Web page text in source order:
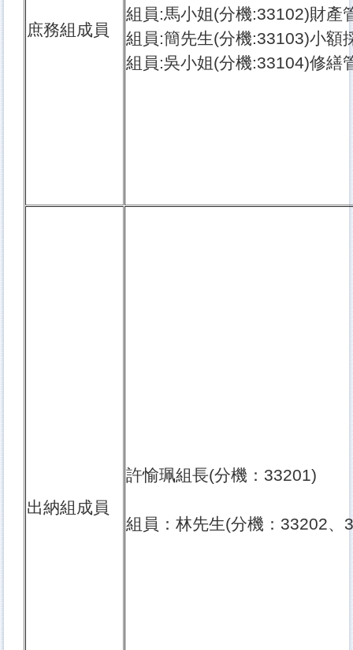
庶務組成員
組員:馬小姐(分機:33102)財產
組員:簡先生(分機:33103)小額
組員:吳小姐(分機:33104)修繕
出納組成員
許愉珮組長(分機：33201)
組員：林先生(分機：33202、